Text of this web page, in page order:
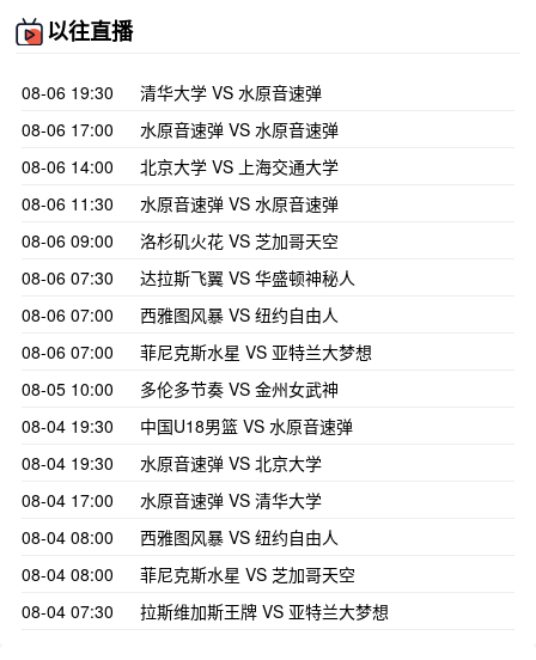
以往直播
08-06 19:30
清华大学 VS 水原音速弹
08-06 17:00
水原音速弹 VS 水原音速弹
08-06 14:00
北京大学 VS 上海交通大学
08-06 11:30
水原音速弹 VS 水原音速弹
08-06 09:00
洛杉矶火花 VS 芝加哥天空
08-06 07:30
达拉斯飞翼 VS 华盛顿神秘人
08-06 07:00
西雅图风暴 VS 纽约自由人
08-06 07:00
菲尼克斯水星 VS 亚特兰大梦想
08-05 10:00
多伦多节奏 VS 金州女武神
08-04 19:30
中国U18男篮 VS 水原音速弹
08-04 19:30
水原音速弹 VS 北京大学
08-04 17:00
水原音速弹 VS 清华大学
08-04 08:00
西雅图风暴 VS 纽约自由人
08-04 08:00
菲尼克斯水星 VS 芝加哥天空
08-04 07:30
拉斯维加斯王牌 VS 亚特兰大梦想